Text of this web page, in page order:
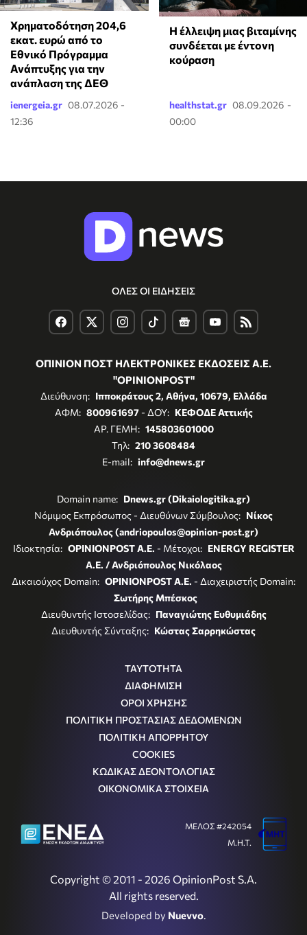
Χρηματοδότηση 204,6
εκατ. ευρώ από το
Εθνικό Πρόγραμμα
Ανάπτυξης για την
ανάπλαση της ΔΕΘ
ienergeia.gr 08.07.2026 -
12:36
⁠Η έλλειψη μιας βιταμίνης
συνδέεται με έντονη
κούραση
healthstat.gr 08.09.2026 -
00:00
ΟΛΕΣ ΟΙ ΕΙΔΗΣΕΙΣ
ΟΠΙΝΙΟΝ ΠΟΣΤ ΗΛΕΚΤΡΟΝΙΚΕΣ ΕΚΔΟΣΕΙΣ Α.Ε.
"OPINIONPOST"
Διεύθυνση: Ιπποκράτους 2, Αθήνα, 10679, Ελλάδα
ΑΦΜ: 800961697- ΔΟΥ: ΚΕΦΟΔΕ Αττικής
ΑΡ. ΓΕΜΗ: 145803601000
Τηλ: 210 3608484
E-mail: info@dnews.gr
Domain name: Dnews.gr (Dikaiologitika.gr)
Νόμιμος Εκπρόσωπος - Διευθύνων Σύμβουλος: Νίκος
Ανδριόπουλος (andriopoulos@opinion-post.gr)
Ιδιοκτησία: OPINIONPOST A.E. - Μέτοχοι: ENERGY REGISTER
Α.Ε. / Ανδριόπουλος Νικόλαος
Δικαιούχος Domain: OPINIONPOST A.E. - Διαχειριστής Domain:
Σωτήρης Μπέσκος
Διευθυντής Ιστοσελίδας: Παναγιώτης Ευθυμιάδης
Διευθυντής Σύνταξης: Κώστας Σαρρηκώστας
ΤΑΥΤΟΤΗΤΑ
ΔΙΑΦΗΜΙΣΗ
ΟΡΟΙ ΧΡΗΣΗΣ
ΠΟΛΙΤΙΚΗ ΠΡΟΣΤΑΣΙΑΣ ΔΕΔΟΜΕΝΩΝ
ΠΟΛΙΤΙΚΗ ΑΠΟΡΡΗΤΟΥ
COOKIES
ΚΩΔΙΚΑΣ ΔΕΟΝΤΟΛΟΓΙΑΣ
ΟΙΚΟΝΟΜΙΚΑ ΣΤΟΙΧΕΙΑ
Copyright © 2011 - 2026 OpinionPost S.A.
All rights reserved.
Developed by Nuevvo.
ΜΕΛΟΣ #242054
Μ.Η.Τ.